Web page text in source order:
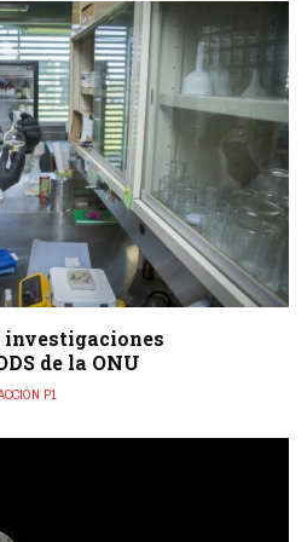
investigaciones
de la ONU
P1